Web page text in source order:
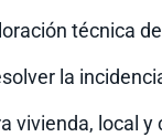
técnica
la
vivienda, local y